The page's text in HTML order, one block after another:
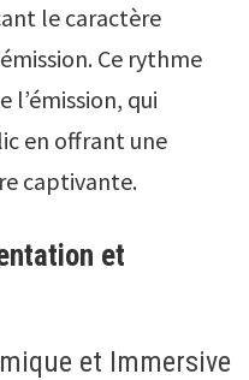
le caractère
Ce rythme
l’émission, qui
en offrant une
captivante.
et
et Immersive